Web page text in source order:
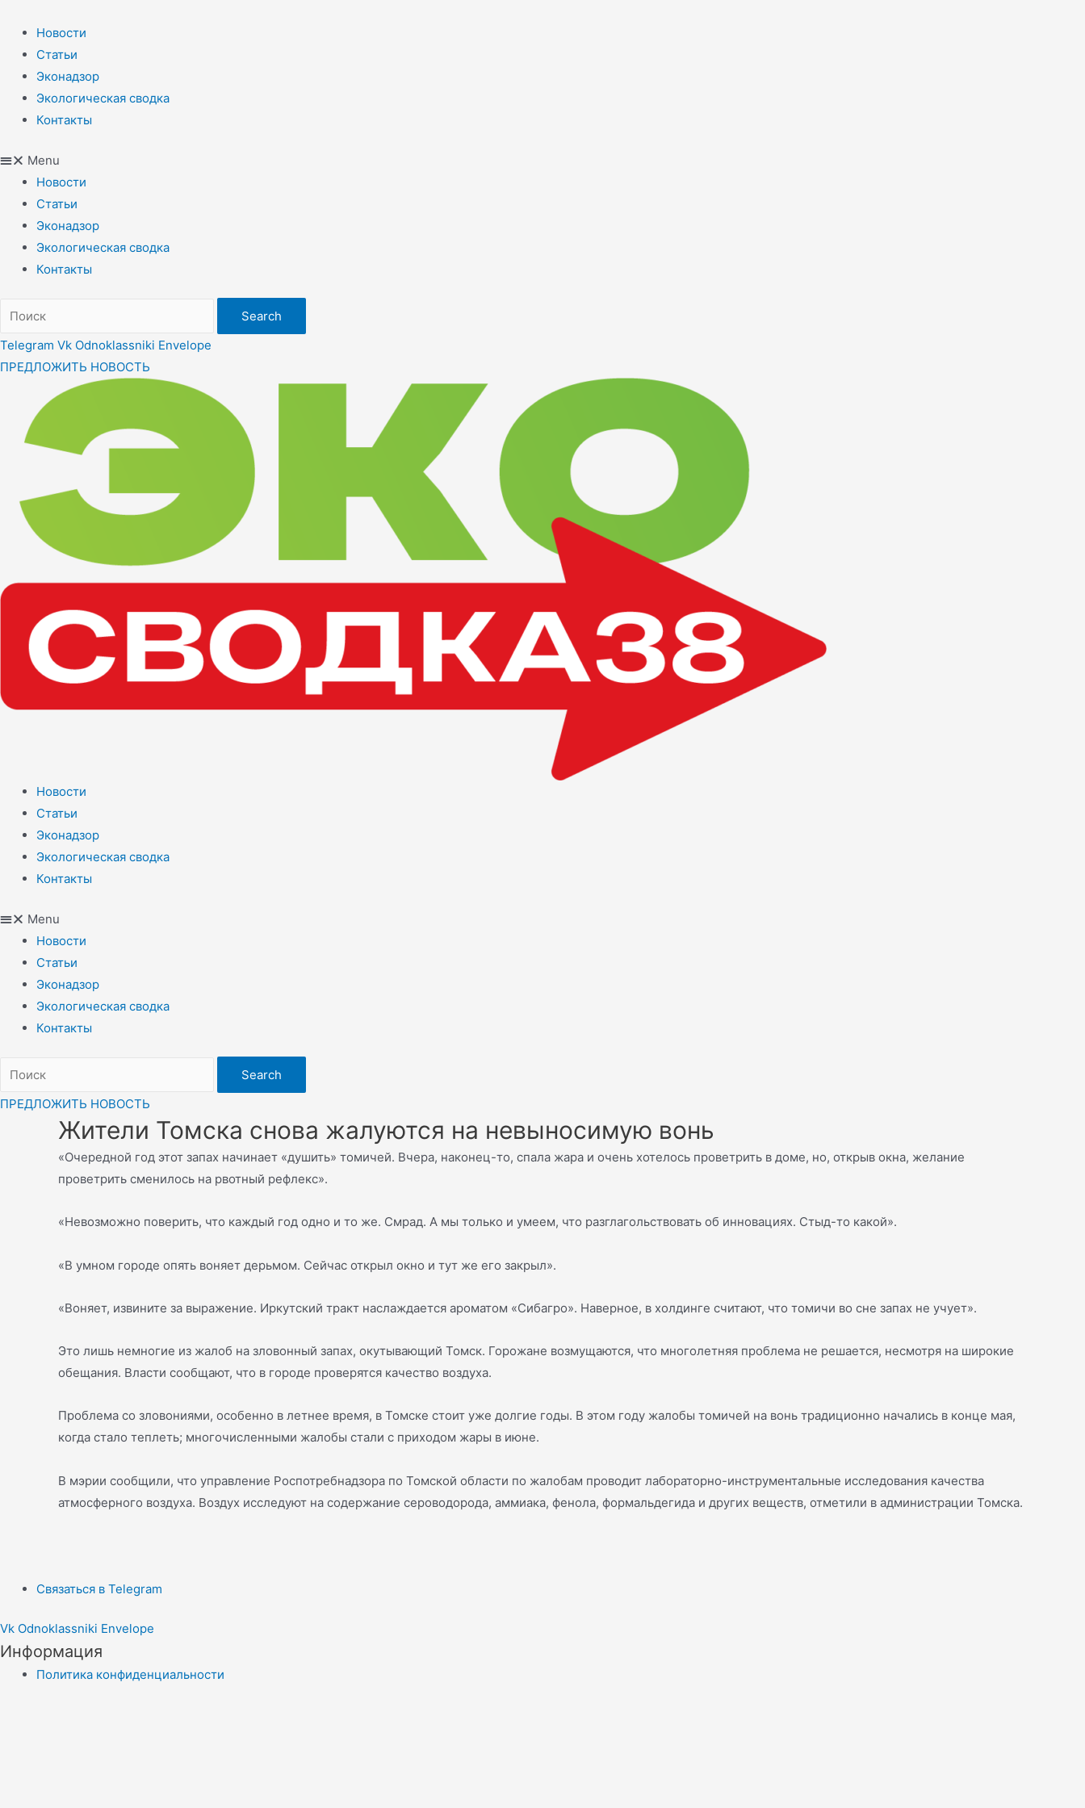
содержимому
Новости
Статьи
Эконадзор
Экологическая сводка
Контакты
Menu
Новости
Статьи
Эконадзор
Экологическая сводка
Контакты
Search
Telegram Vk Odnoklassniki Envelope
ПРЕДЛОЖИТЬ НОВОСТЬ
Новости
Статьи
Эконадзор
Экологическая сводка
Контакты
Menu
Новости
Статьи
Эконадзор
Экологическая сводка
Контакты
Search
ПРЕДЛОЖИТЬ НОВОСТЬ
Жители Томска снова жалуются на невыносимую вонь
«Очередной год этот запах начинает «душить» томичей. Вчера, наконец-то, спала жара и очень хотелось проветрить в доме, но, открыв окна, желание
проветрить сменилось на рвотный рефлекс».
«Невозможно поверить, что каждый год одно и то же. Смрад. А мы только и умеем, что разглагольствовать об инновациях. Стыд-то какой».
«В умном городе опять воняет дерьмом. Сейчас открыл окно и тут же его закрыл».
«Воняет, извините за выражение. Иркутский тракт наслаждается ароматом «Сибагро». Наверное, в холдинге считают, что томичи во сне запах не учует».
Это лишь немногие из жалоб на зловонный запах, окутывающий Томск. Горожане возмущаются, что многолетняя проблема не решается, несмотря на широкие
обещания. Власти сообщают, что в городе проверятся качество воздуха.
Проблема со зловониями, особенно в летнее время, в Томске стоит уже долгие годы. В этом году жалобы томичей на вонь традиционно начались в конце мая,
когда стало теплеть; многочисленными жалобы стали с приходом жары в июне.
В мэрии сообщили, что управление Роспотребнадзора по Томской области по жалобам проводит лабораторно-инструментальные исследования качества
атмосферного воздуха. Воздух исследуют на содержание сероводорода, аммиака, фенола, формальдегида и других веществ, отметили в администрации Томска.
Связаться в Telegram
Vk Odnoklassniki Envelope
Информация
Политика конфиденциальности